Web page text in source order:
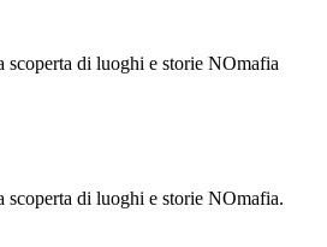
di luoghi e storie NOmafia
di luoghi e storie NOmafia.